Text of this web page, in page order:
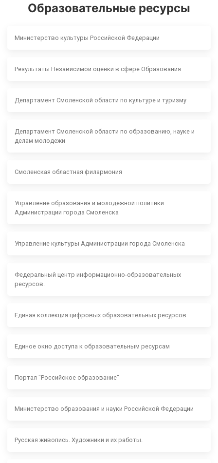
Образовательные ресурсы
Министерство культуры Российской Федерации
Результаты Независимой оценки в сфере Образования
Департамент Смоленской области по культуре и туризму
Департамент Смоленской области по образованию, науке и
делам молодежи
Смоленская областная филармония
Управление образования и молодежной политики
Администрации города Смоленска
Управление культуры Администрации города Смоленска
Федеральный центр информационно-образовательных
ресурсов.
Единая коллекция цифровых образовательных ресурсов
Единое окно доступа к образовательным ресурсам
Портал "Российское образование"
Министерство образования и науки Российской Федерации
Русская живопись. Художники и их работы.